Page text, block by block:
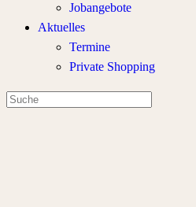
Jobangebote
Aktuelles
Termine
Private Shopping